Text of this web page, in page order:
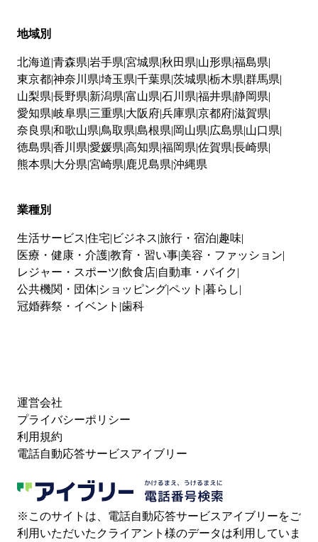
地域別
北海道 青森県 岩手県 宮城県 秋田県 山形県 福島県
東京都神奈川県 埼玉県 千葉県 茨城県 栃木県 群馬県
山梨県 長野県 新潟県 富山県 石川県 福井県 静岡県
愛知県 岐阜県 三重県 大阪府兵庫県 京都府滋賀県
奈良県 和歌山県 鳥取県 島根県 岡山県 広島県 山口県
徳島県 香川県 愛媛県 高知県 福岡県 佐賀県 長崎県
熊本県 大分県 宮崎県 鹿児島県 沖縄県
業種別
生活サービス 住宅 ビジネス 旅行・宿泊 趣味
医療・健康・介護教育・習い事 美容・ファッション
レジャー・スポーツ 飲食店 自動車・バイク
公共機関・団体 ショッピングペット 暮らし
冠婚葬祭・イベント 歯科
運営会社
プライバシーポリシー
利用規約
電話自動応答サービスアイブリー
※このサイトは、電話自動応答サービスアイブリーをご
利用いただいたクライアント様のデータは利用していま